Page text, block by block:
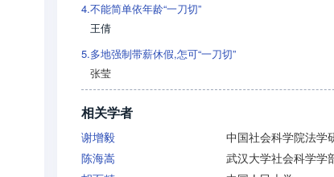
4.不能简单依年龄“一刀切”
王倩
5.多地强制带薪休假,怎可“一刀切”
张莹
相关学者
谢增毅
陈海嵩
武汉大学社会科学学